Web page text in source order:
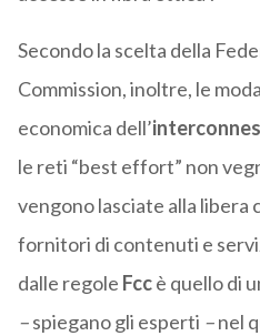
Secondo la scelta della
Commission, inoltre, le
economica dell’
le reti “best effort” non
vengono lasciate alla
fornitori di contenuti e
dalle regole Fccè quello di
–spiegano gli esperti –nel